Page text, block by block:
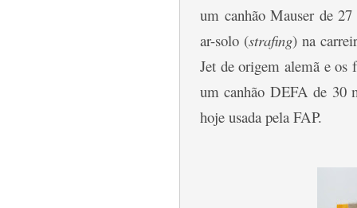
um canhão Mauser de
ar-solo (strafing) na
Jet de origem alemã e os
um canhão DEFA de 30
hoje usada pela FAP.